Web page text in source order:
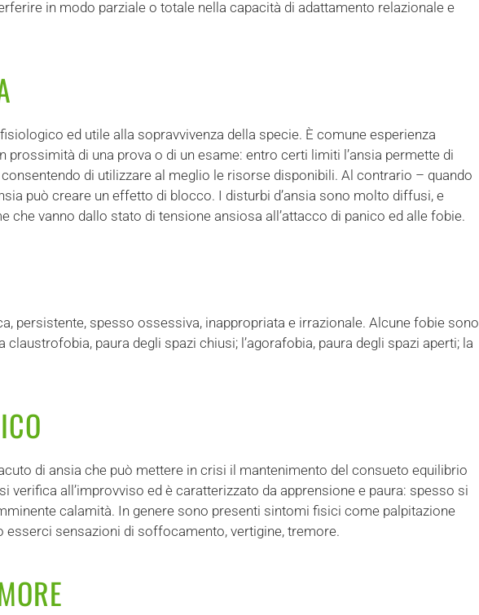
in modo parziale o totale nella capacità di adattamento relazionale e
fisiologico ed utile alla sopravvivenza della specie. È comune esperienza
prossimità di una prova o di un esame: entro certi limiti l’ansia permette di
di utilizzare al meglio le risorse disponibili. Al contrario – quando
può creare un effetto di blocco. I disturbi d’ansia sono molto diffusi, e
che vanno dallo stato di tensione ansiosa all’attacco di panico ed alle fobie.
persistente, spesso ossessiva, inappropriata e irrazionale. Alcune fobie sono
paura degli spazi chiusi; l’agorafobia, paura degli spazi aperti; la
di ansia che può mettere in crisi il mantenimento del consueto equilibrio
verifica all’improvviso ed è caratterizzato da apprensione e paura: spesso si
calamità. In genere sono presenti sintomi fisici come palpitazione
esserci sensazioni di soffocamento, vertigine, tremore.